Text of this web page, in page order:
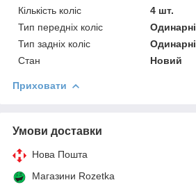
Кількість коліс
4 шт.
Тип передніх коліс
Одинарні
Тип задніх коліс
Одинарні
Стан
Новий
Приховати
Умови доставки
Нова Пошта
Магазини Rozetka